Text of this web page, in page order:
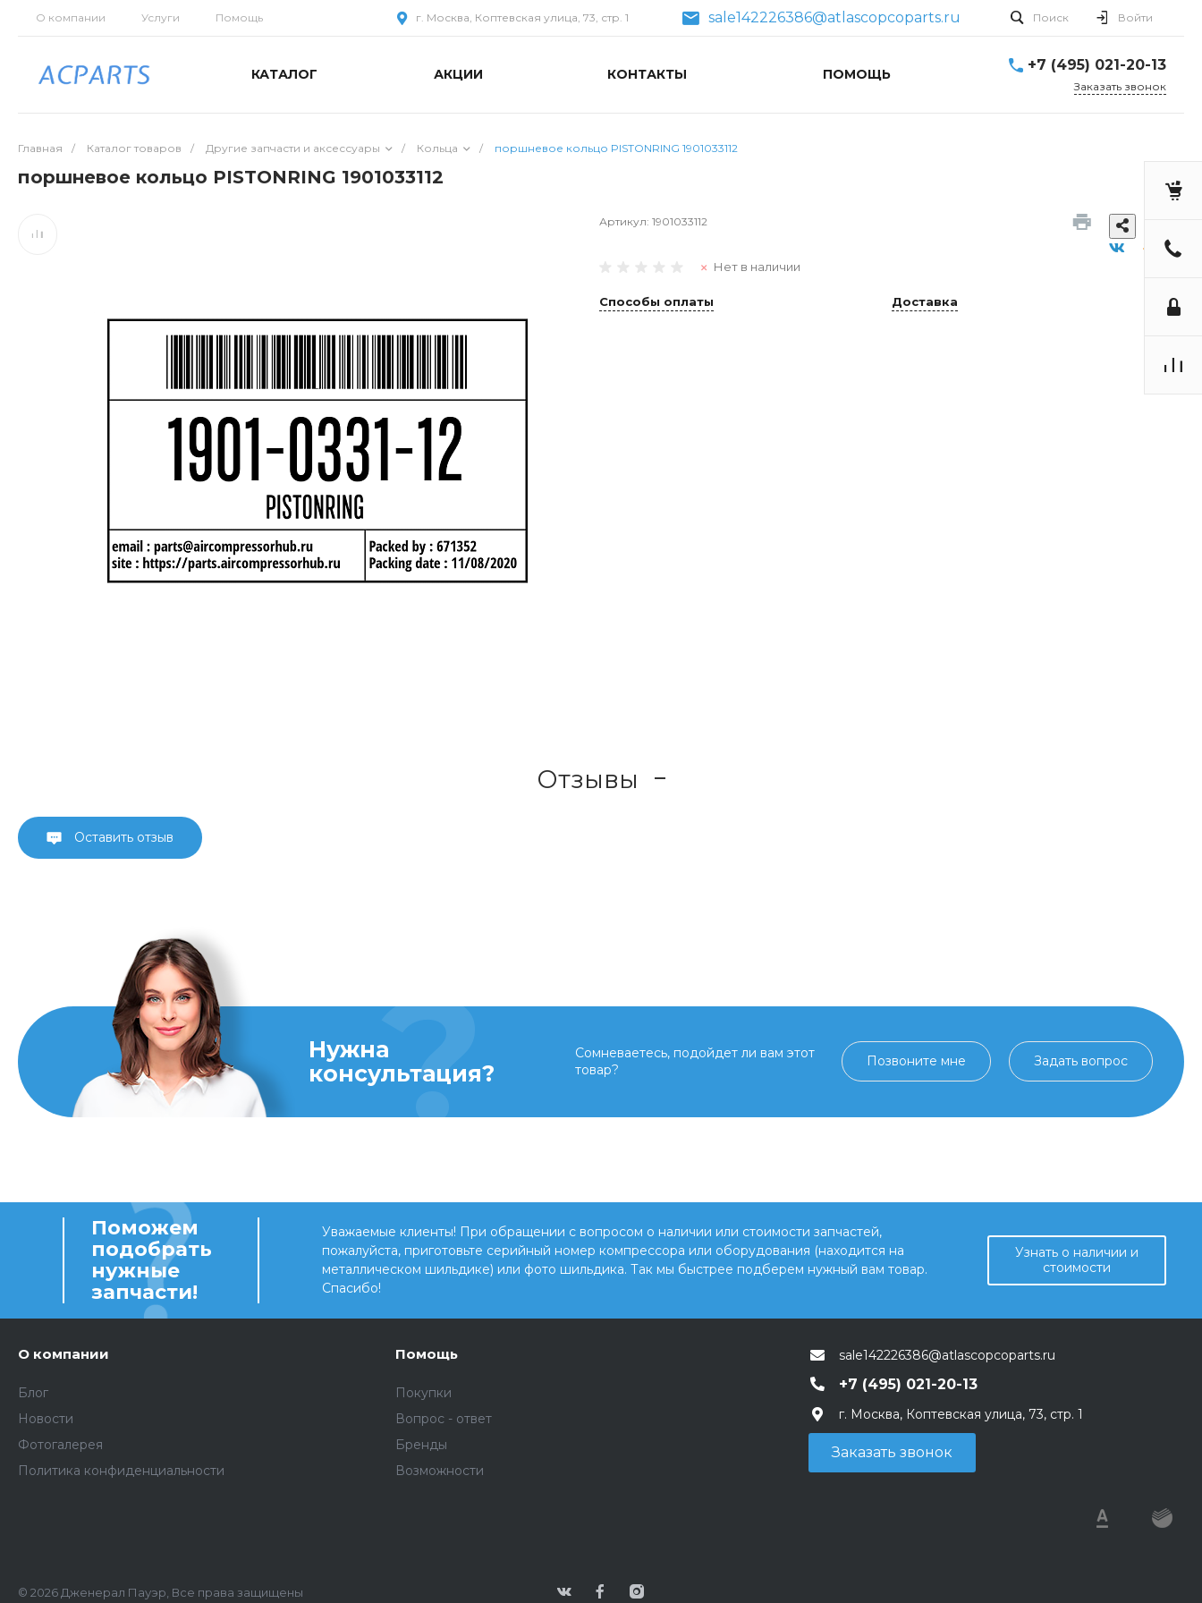
О компании Услуги Помощь г. Москва, Коптевская улица, 73, стр. 1 sale142226386@atlascopcoparts.ru Поиск Войти
КАТАЛОГ АКЦИИ КОНТАКТЫ ПОМОЩЬ
+7 (495) 021-20-13
Заказать звонок
Главная / Каталог товаров / Другие запчасти и аксессуары / Кольца / поршневое кольцо PISTONRING 1901033112
поршневое кольцо PISTONRING 1901033112
Артикул: 1901033112
Нет в наличии
Способы оплаты Доставка
Отзывы
Оставить отзыв
Нужна
консультация?
Сомневаетесь, подойдет ли вам этот
товар?
Позвоните мне Задать вопрос
Поможем
подобрать
нужные
запчасти!
Уважаемые клиенты! При обращении с вопросом о наличии или стоимости запчастей,
пожалуйста, приготовьте серийный номер компрессора или оборудования (находится на
металлическом шильдике) или фото шильдика. Так мы быстрее подберем нужный вам товар.
Спасибо!
Узнать о наличии и
стоимости
О компании
Блог
Новости
Фотогалерея
Политика конфиденциальности
Помощь
Покупки
Вопрос - ответ
Бренды
Возможности
sale142226386@atlascopcoparts.ru
+7 (495) 021-20-13
г. Москва, Коптевская улица, 73, стр. 1
Заказать звонок
© 2026 Дженерал Пауэр, Все права защищены